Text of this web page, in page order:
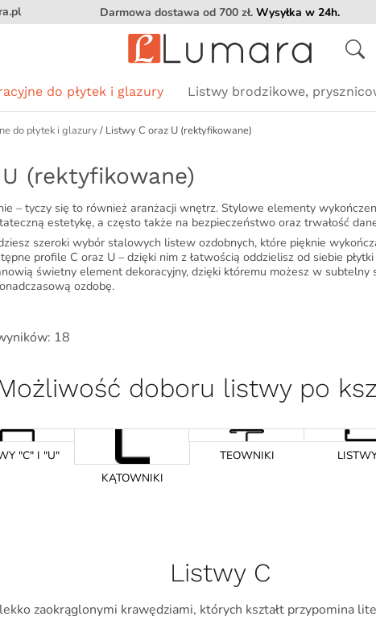
Darmowa dostawa od 700 zł. Wysyłka w 24h.
Wyszukiwarka
produktów
do płytek i glazury
Kształt Kolor
Srebrny
Miedziany
Grafitowy (gunmetal)
Listwy brodzikowe,
Kolor
Złoty
Czarny
Srebrny
Miedziany
Grafitowy (gunmetal)
Kolor
Złoty
Czarny
Srebrny
Miedziany
do płytek i glazury / Listwy C oraz U (rektyfikowane)
(rektyfikowane)
– tyczy się to również aranżacji wnętrz. Stylowe elementy
estetykę, a często także na bezpieczeństwo oraz trwałość
szeroki wybór stalowych listew ozdobnych, które pięknie
profile C oraz U – dzięki nim z łatwością oddzielisz od siebie
świetny element dekoracyjny, dzięki któremu możesz w
ozdobę.
18
doboru listwy po
"C" I "U"
KĄTOWNIKI
TEOWNIKI
Listwy C
zaokrąglonymi krawędziami, których kształt przypomina